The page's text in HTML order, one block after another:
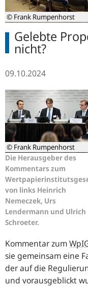
© Frank Rumpenhorst
Gelebte
nicht?
09.10.2024
© Frank Rumpenhorst
Die Herausgeber des
Kommentars zum
von links Heinrich
Nemeczek, Urs
Lendermann und Ulrich
Schroeter.
Kommentar zum
sie gemeinsam eine
der auf die
und vorausgeblickt